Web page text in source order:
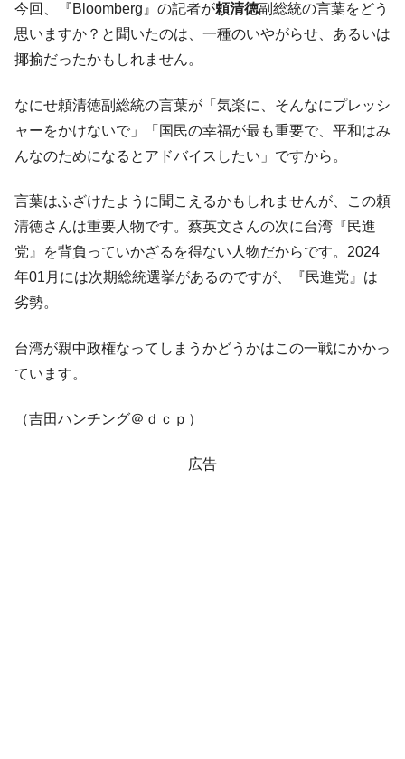
『Money1』
米国下院「韓国の公務員個人をターゲット
する差別。許してはおかぬ
『Money1』
韓国ボンクラ政策室長･金容範、株価暴落に
他人事のような発言。
『Money1』
韓国半導体『SKハイニックス』2026年2Qの
業績「史上最高益」当期純利益は前年同期比13.4倍に。
Fact1
日本の誇る海洋資源調査船『白嶺』は先進技術の
塊！
Fact1
夏の甲子園、優勝校を最も多く輩出している都道
Fact1
Fact1
全て勝つといくら？ 競馬GI競走で勝利騎手がもら
える賞金とは？
今回、『Bloomberg』の記者が頼清徳副総統の言葉をどう
思いますか？と聞いたのは、一種のいやがらせ、あるいは
揶揄だったかもしれません。
なにせ頼清徳副総統の言葉が「気楽に、そんなにプレッシ
ャーをかけないで」「国民の幸福が最も重要で、平和はみ
んなのためになるとアドバイスしたい」ですから。
言葉はふざけたように聞こえるかもしれませんが、この頼
清徳さんは重要人物です。蔡英文さんの次に台湾『民進
党』を背負っていかざるを得ない人物だからです。2024
年01月には次期総統選挙があるのですが、『民進党』は
劣勢。
台湾が親中政権なってしまうかどうかはこの一戦にかかっ
ています。
（吉田ハンチング＠ｄｃｐ）
広告